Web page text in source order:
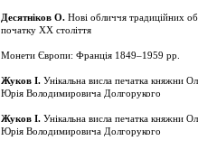
Десятніков О. Нові обличчя традиційних
початку ХХ століття
Монети Європи: Франція 1849–1959 рр.
Жуков І. Унікальна висла печатка княжни
Юрія Володимировича Долгорукого
Жуков І. Унікальна висла печатка княжни
Юрія Володимировича Долгорукого